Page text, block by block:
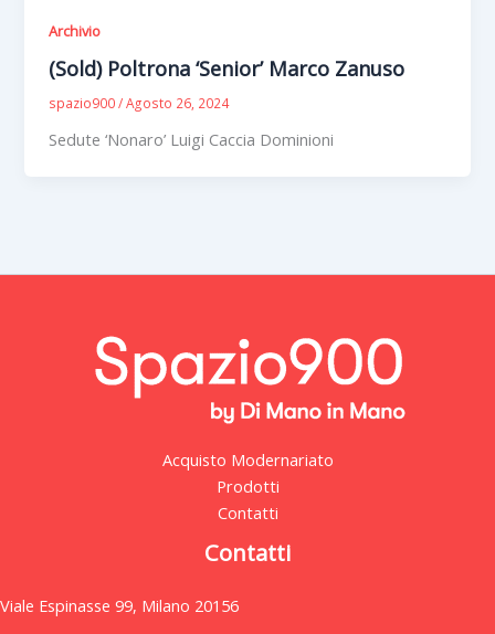
Archivio
(Sold) Poltrona ‘Senior’ Marco Zanuso
spazio900/Agosto 26, 2024
Sedute ‘Nonaro’ Luigi Caccia Dominioni
Acquisto Modernariato
Prodotti
Contatti
Contatti
Viale Espinasse 99, Milano 20156